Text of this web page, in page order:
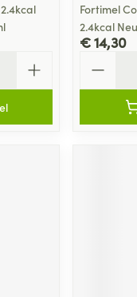
Fortimel
2.4kcal
€ 14,30